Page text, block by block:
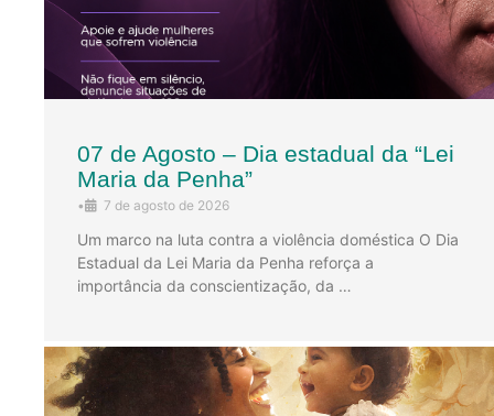
07 de Agosto – Dia estadual da “Lei
Maria da Penha”
• 7 de agosto de 2026
Um marco na luta contra a violência doméstica O Dia
Estadual da Lei Maria da Penha reforça a
importância da conscientização, da …